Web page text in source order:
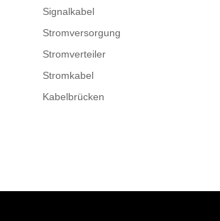
Signalkabel
Stromversorgung
Stromverteiler
Stromkabel
Kabelbrücken